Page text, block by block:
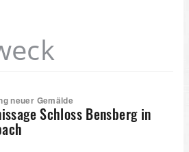
neuer Gemälde
Schloss Bensberg in